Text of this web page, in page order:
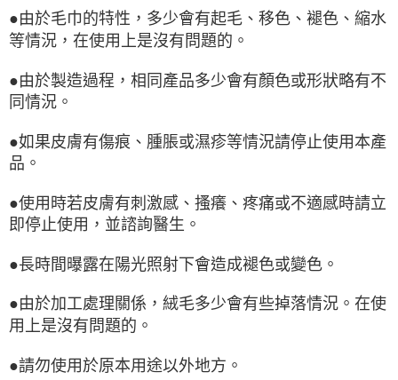
●由於毛巾的特性，多少會有起毛、移色、褪色、縮水
等情況，在使用上是沒有問題的。
●由於製造過程，相同產品多少會有顏色或形狀略有不
同情況。
●如果皮膚有傷痕、腫脹或濕疹等情況請停止使用本產
品。
●使用時若皮膚有刺激感、搔癢、疼痛或不適感時請立
即停止使用，並諮詢醫生。
●長時間曝露在陽光照射下會造成褪色或變色。
●由於加工處理關係，絨毛多少會有些掉落情況。在使
用上是沒有問題的。
●請勿使用於原本用途以外地方。